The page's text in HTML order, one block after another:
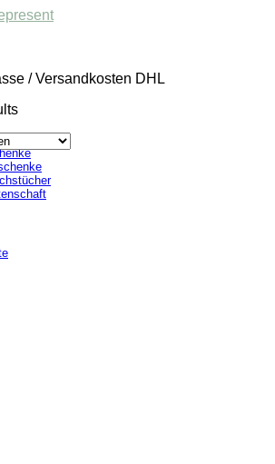
/Versandkosten DHL